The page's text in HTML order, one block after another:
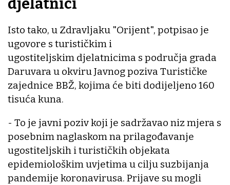
djelatnici
Isto tako, u Zdravljaku "Orijent", potpisao je
ugovore s turističkim i
ugostiteljskim djelatnicima s područja grada
Daruvara u okviru Javnog poziva Turističke
zajednice BBŽ, kojima će biti dodijeljeno 160
tisuća kuna.
- To je javni poziv koji je sadržavao niz mjera s
posebnim naglaskom na prilagođavanje
ugostiteljskih i turističkih objekata
epidemiološkim uvjetima u cilju suzbijanja
pandemije koronavirusa. Prijave su mogli